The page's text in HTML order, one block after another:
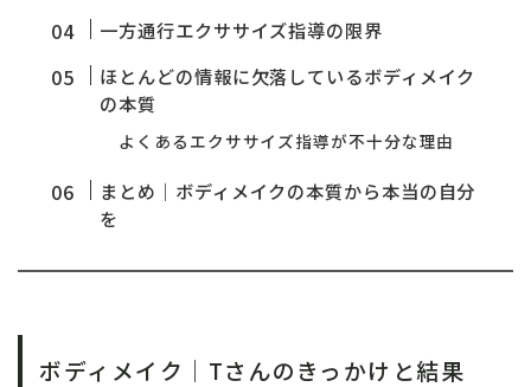
一方通行エクササイズ指導の限界
ほとんどの情報に欠落しているボディメイク
の本質
よくあるエクササイズ指導が不十分な理由
まとめ｜ボディメイクの本質から本当の自分
を
ボディメイク｜Tさんのきっかけと結果